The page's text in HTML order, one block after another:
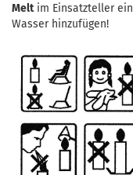
Meltim Einsatzteller
Wasser hinzufügen!